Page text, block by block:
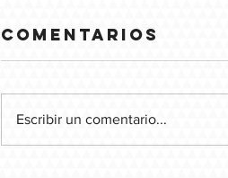
PWNMania
Comentarios
Escribir un comentario...